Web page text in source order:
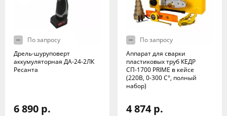
По запросу
Дрель-шуруповерт
аккумуляторная ДА-24-2ЛК
Ресанта
6 890 р.
По запросу
Аппарат для сварки
пластиковых труб КЕДР
СП-1700 PRIME в кейсе
(220В, 0-300 C°, полный
набор)
4 874 р.